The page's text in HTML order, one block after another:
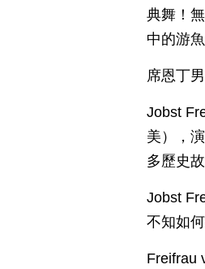
典舞！
中的游
席恩丁
Jobst
美），
多歷史
Jobst
不知如
Freifrau